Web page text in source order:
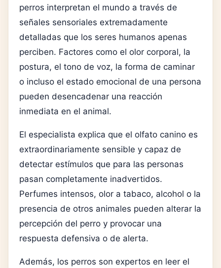
perros interpretan el mundo a través de
señales sensoriales extremadamente
detalladas que los seres humanos apenas
perciben. Factores como el olor corporal, la
postura, el tono de voz, la forma de caminar
o incluso el estado emocional de una persona
pueden desencadenar una reacción
inmediata en el animal.
El especialista explica que el olfato canino es
extraordinariamente sensible y capaz de
detectar estímulos que para las personas
pasan completamente inadvertidos.
Perfumes intensos, olor a tabaco, alcohol o la
presencia de otros animales pueden alterar la
percepción del perro y provocar una
respuesta defensiva o de alerta.
Además, los perros son expertos en leer el